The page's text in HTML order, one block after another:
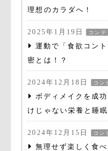
理想のカラダへ！
2025年1月19日 コンテ
運動で「食欲コン
密とは！？
2024年12月18日 コン
ボディメイクを成
けじゃない栄養と睡
2024年12月15日 コン
無理せず楽しく食